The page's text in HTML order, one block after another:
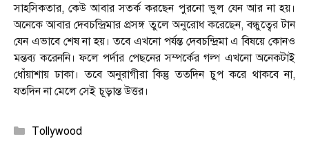
সাহসিকতার, কেউ আবার সতর্ক করছেন পুরনো ভুল যেন আর না হয়।
অনেকে আবার দেবচন্দ্রিমার প্রসঙ্গ তুলে অনুরোধ করেছেন, বন্ধুত্বের টান
যেন এভাবে শেষ না হয়। তবে এখনো পর্যন্ত দেবচন্দ্রিমা এ বিষয়ে কোনও
মন্তব্য করেননি। ফলে পর্দার পেছনের সম্পর্কের গল্প এখনো অনেকটাই
ধোঁয়াশায় ঢাকা। তবে অনুরাগীরা কিন্তু ততদিন চুপ করে থাকবে না,
যতদিন না মেলে সেই চূড়ান্ত উত্তর।
Categories
Tollywood